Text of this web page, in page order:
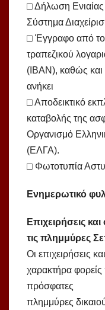
□ Δήλωση
Σύστημα
□ Έγγραφο από το
τραπεζικού
(ΙΒΑΝ), καθώς και
ανήκει
□ Αποδεικτικό
καταβολής της
Οργανισμό
(ΕΛΓΑ).
□ Φωτοτυπία
Ενημερωτικό
Επιχειρήσεις
τις πλημμύρες
Οι επιχειρήσεις
χαρακτήρα
πρόσφατες
πλημμύρες